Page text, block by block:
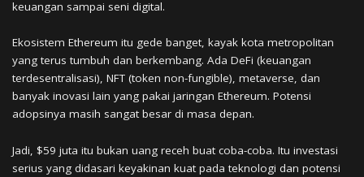
keuangan sampai seni digital.
Ekosistem Ethereum itu gede banget, kayak kota metropolitan
yang terus tumbuh dan berkembang. Ada DeFi (keuangan
terdesentralisasi), NFT (token non-fungible), metaverse, dan
banyak inovasi lain yang pakai jaringan Ethereum. Potensi
adopsinya masih sangat besar di masa depan.
Jadi, $59 juta itu bukan uang receh buat coba-coba. Itu investasi
serius yang didasari keyakinan kuat pada teknologi dan potensi